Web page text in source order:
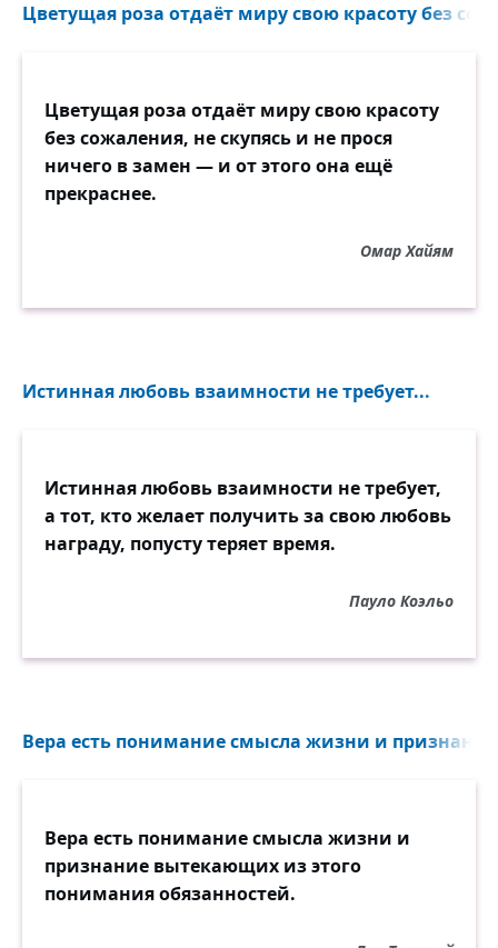
Цветущая роза отдаёт миру свою красоту без
Цветущая роза отдаёт миру свою красоту
без сожаления, не скупясь и не прося
ничего в замен — и от этого она ещё
прекраснее.
Омар Хайям
Истинная любовь взаимности не требует...
Истинная любовь взаимности не требует,
а тот, кто желает получить за свою любовь
награду, попусту теряет время.
Пауло Коэльо
Вера есть понимание смысла жизни и
Вера есть понимание смысла жизни и
признание вытекающих из этого
понимания обязанностей.